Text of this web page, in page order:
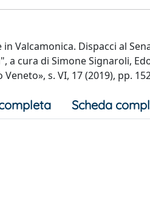
Valcamonica. Dispacci al
a cura di Simone Signaroli,
s. VI, 17 (2019), pp.
Scheda